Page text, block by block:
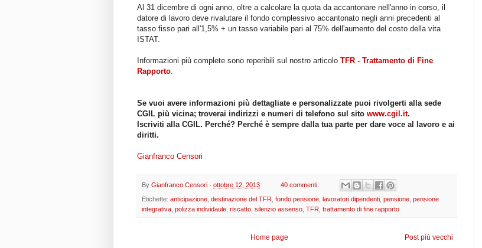
Al 31 dicembre di ogni anno, oltre a calcolare la quota da accantonare nell'anno in corso, il
datore di lavoro deve rivalutare il fondo complessivo accantonato negli anni precedenti al
tasso fisso pari all'1,5% + un tasso variabile pari al 75% dell'aumento del costo della vita
ISTAT.
Informazioni più complete sono reperibili sul nostro articolo TFR - Trattamento di Fine
Rapporto
Se vuoi avere informazioni più dettagliate e personalizzate puoi rivolgerti alla sede
CGIL più vicina; troverai indirizzi e numeri di telefono sul sito www.cgil.it.
Iscriviti alla CGIL. Perché? Perché è sempre dalla tua parte per dare voce al lavoro e ai
diritti.
Gianfranco Censori
By Gianfranco Censori - ottobre 12, 2013 40 commenti:
Etichette: anticipazione destinazione del TFR fondo pensione lavoratori dipendenti pensione pensione
integrativa polizza individaule riscatto silenzio assenso TFR trattamento di fine rapporto
Post più vecchi
Home page